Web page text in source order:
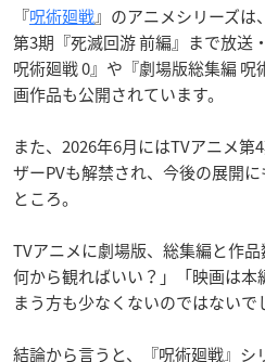
『呪術廻戦』のアニメシリーズは
第3期『死滅回游 前編』まで放送
呪術廻戦 0』や『劇場版総集編
画作品も公開されています。
また、2026年6月にはTVアニメ第
ザーPVも解禁され、今後の展開
ところ。
TVアニメに劇場版、総集編と作
何から観ればいい？」「映画は
まう方も少なくないのではないで
結論から言うと、『呪術廻戦』